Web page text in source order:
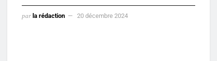
par la rédaction 20 décembre 2024